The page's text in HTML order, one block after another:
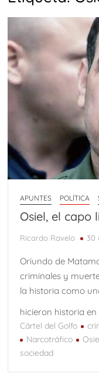
APUNTES POLÍTICA
Osiel, el capo
Ricardo Ravelo 30
Oriundo de
criminales y
la historia como
hicieron historia
Cártel del Golfo
Narcotráfico
sociedad